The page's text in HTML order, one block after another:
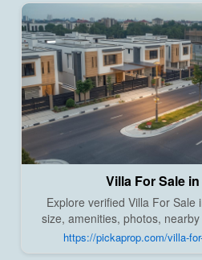
Villa For Sale
Explore verified Villa For Sale
size, amenities, photos,
from trusted builders, agents,
Prop;
https://pickaprop.com/villa-